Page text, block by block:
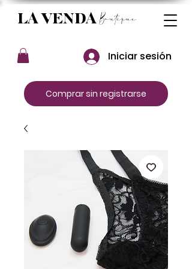
LA VENDABoutique
Iniciar sesión
Comprar sin registrarse